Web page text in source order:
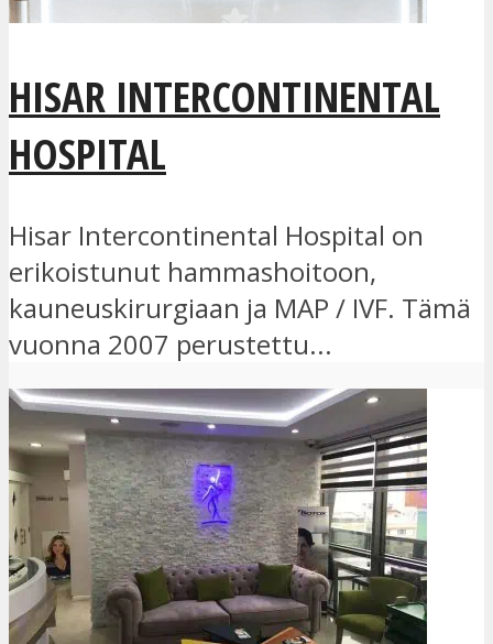
HISAR INTERCONTINENTAL
HOSPITAL
Hisar Intercontinental Hospital on
erikoistunut hammashoitoon,
kauneuskirurgiaan ja MAP / IVF. Tämä
vuonna 2007 perustettu...